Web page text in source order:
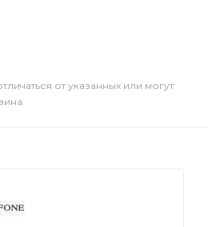
от указанных или могут